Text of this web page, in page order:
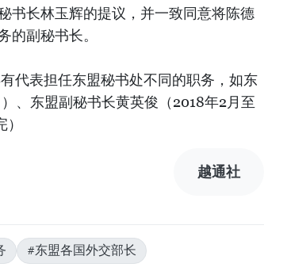
书长林玉辉的提议，并一致同意将陈德
的副秘书长。
代表担任东盟秘书处不同的职务，如东
、东盟副秘书长黄英俊（2018年2月至
越通社
#东盟各国外交部长